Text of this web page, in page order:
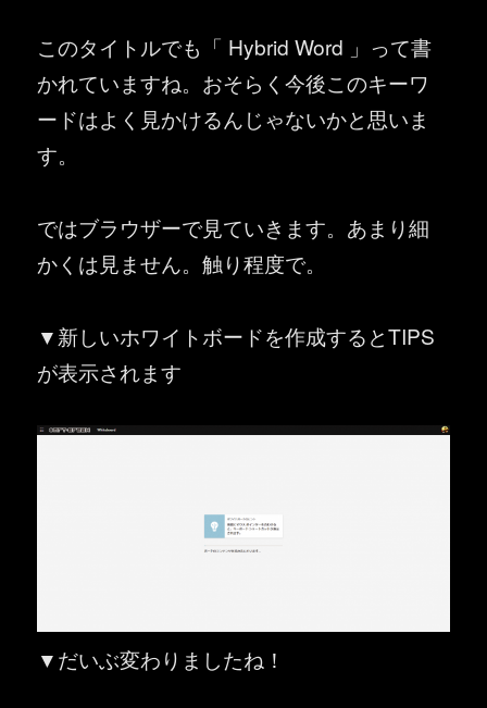
このタイトルでも「 Hybrid Word 」って書
かれていますね。おそらく今後このキーワ
ードはよく見かけるんじゃないかと思いま
す。
ではブラウザーで見ていきます。あまり細
かくは見ません。触り程度で。
▼新しいホワイトボードを作成するとTIPS
が表示されます
▼だいぶ変わりましたね！